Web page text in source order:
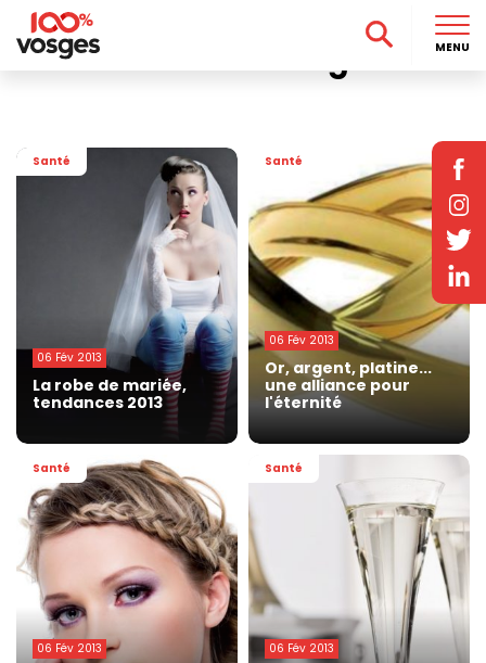
Accueil>
Santé dans les Vosges
Santé
06 Fév 2013
La robe de mariée,
tendances 2013
Santé
06 Fév 2013
Or, argent, platine...
une alliance pour
l'éternité
Santé
06 Fév 2013
Santé
06 Fév 2013
MENU